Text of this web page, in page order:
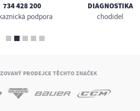
734 428 200
podpora
DIAGNOSTIKA
chodidel
PRODEJCE TĚCHTO ZNAČEK